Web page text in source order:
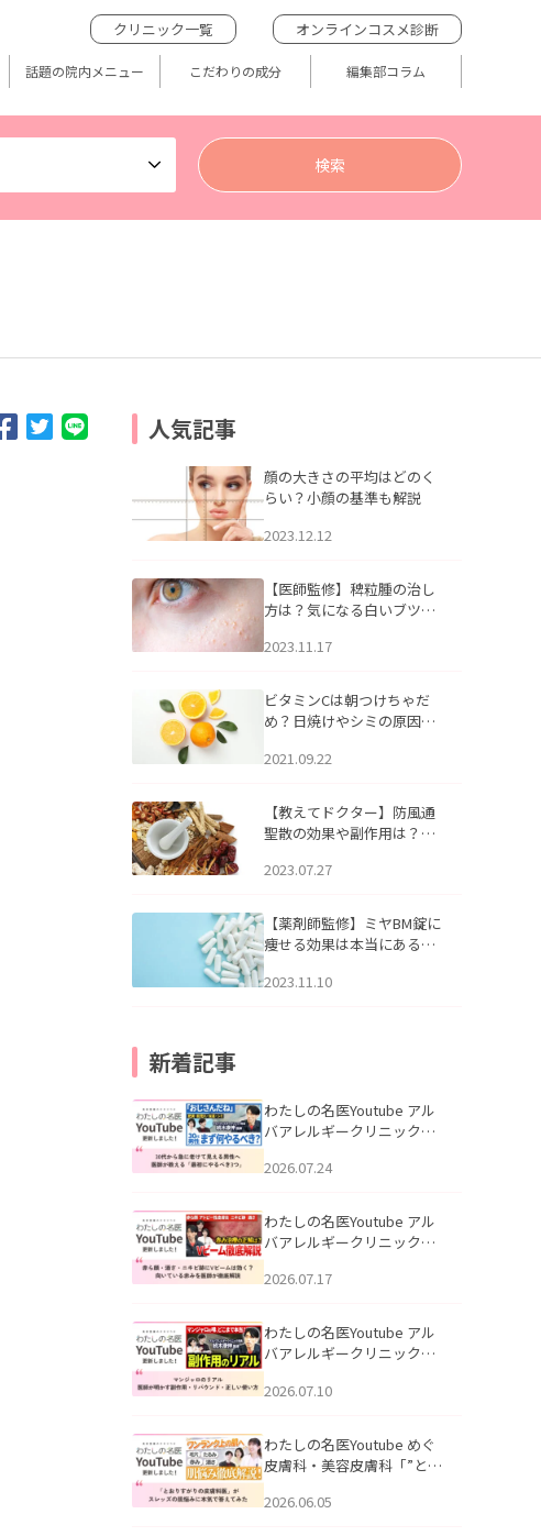
クリニック一覧 オンラインコスメ診断
話題の院内メニュー こだわりの成分 編集部コラム
人気記事
顔の大きさの平均はどのく
らい？小顔の基準も解説
2023.12.12
【医師監修】稗粒腫の治し
方は？気になる白いブツブ
アについて
2023.11.17
ビタミンCは朝つけちゃだ
め？日焼けやシミの原因に
2021.09.22
【教えてドクター】防風通
聖散の効果や副作用は？長
2023.07.27
【薬剤師監修】ミヤBM錠に
痩せる効果は本当にある
2023.11.10
新着記事
わたしの名医Youtube アル
バアレルギークリニック札
える男性へ｜医師が教える
公開いたしました。
2026.07.24
わたしの名医Youtube アル
バアレルギークリニック札
跡にVビームは効く？向いて
説」を公開いたしました。
2026.07.17
わたしの名医Youtube アル
バアレルギークリニック札
医師が明かす副作用・リバ
公開いたしました。
2026.07.10
わたしの名医Youtube めぐ
皮膚科・美容皮膚科「”とお
ッズの肌悩みに本気で答え
2026.06.05